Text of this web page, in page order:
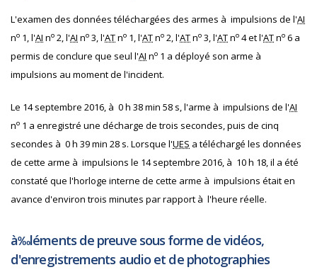
L'examen des données téléchargées des armes à impulsions de l'AI
no 1, l'AI no 2, l'AI no 3, l'ATno 1, l'ATno 2, l'ATno 3, l'ATno 4 et l'ATno 6 a
permis de conclure que seul l'AI no 1 a déployé son arme à
impulsions au moment de l'incident.
Le 14 septembre 2016, à 0 h 38 min 58 s, l'arme à impulsions de l'AI
no 1 a enregistré une décharge de trois secondes, puis de cinq
secondes à 0 h 39 min 28 s. Lorsque l'UES a téléchargé les données
de cette arme à impulsions le 14 septembre 2016, à 10 h 18, il a été
constaté que l'horloge interne de cette arme à impulsions était en
avance d'environ trois minutes par rapport à l'heure réelle.
à‰léments de preuve sous forme de vidéos,
d'enregistrements audio et de photographies